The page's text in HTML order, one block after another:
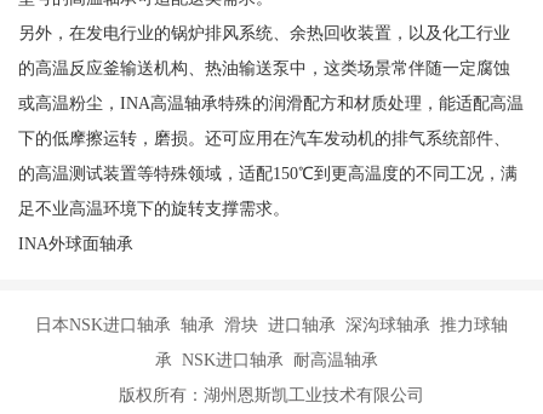
另外，在发电行业的锅炉排风系统、余热回收装置，以及化工行业
的高温反应釜输送机构、热油输送泵中，这类场景常伴随一定腐蚀
或高温粉尘，INA高温轴承特殊的润滑配方和材质处理，能适配高温
下的低摩擦运转，磨损。还可应用在汽车发动机的排气系统部件、
的高温测试装置等特殊领域，适配150℃到更高温度的不同工况，满
足不业高温环境下的旋转支撑需求。
INA外球面轴承
日本NSK进口轴承 轴承 滑块 进口轴承 深沟球轴承 推力球轴
承 NSK进口轴承 耐高温轴承
版权所有：湖州恩斯凯工业技术有限公司